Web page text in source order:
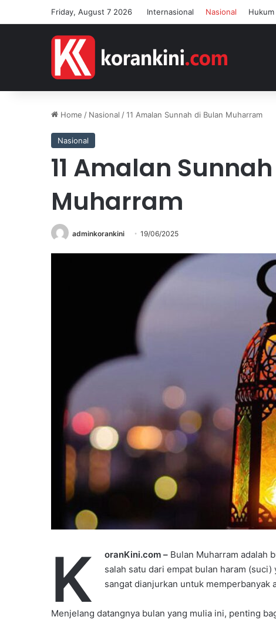
Friday, August 7 2026 Internasional Nasional Hukum
Home / Nasional /11 Amalan Sunnah di Bulan Muharram
Nasional
11 Amalan
Muharram
adminkorankini 19/06/2025
K oranKini.com – Bulan Muharram adalah
salah satu dari empat bulan haram
sangat dianjurkan untuk memperbanyak
Menjelang datangnya bulan yang mulia ini, penting